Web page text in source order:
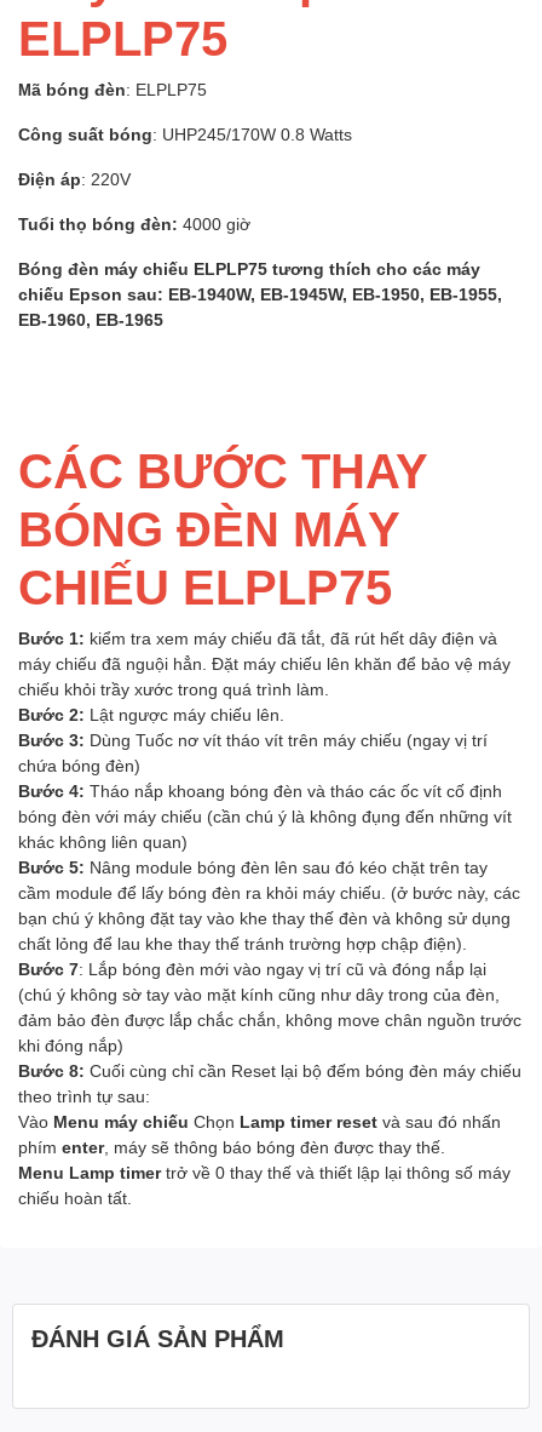
ELPLP75
Mã bóng đèn: ELPLP75
Công suất bóng: UHP245/170W 0.8 Watts
Điện áp: 220V
Tuổi thọ bóng đèn: 4000 giờ
Bóng đèn máy chiếu ELPLP75 tương thích cho các máy
chiếu Epson sau: EB-1940W, EB-1945W, EB-1950, EB-1955,
EB-1960, EB-1965
CÁC BƯỚC THAY
BÓNG ĐÈN MÁY
CHIẾU ELPLP75
Bước 1: kiểm tra xem máy chiếu đã tắt, đã rút hết dây điện và
máy chiếu đã nguội hẳn. Đặt máy chiếu lên khăn để bảo vệ máy
chiếu khỏi trầy xước trong quá trình làm.
Bước 2: Lật ngược máy chiếu lên.
Bước 3: Dùng Tuốc nơ vít tháo vít trên máy chiếu (ngay vị trí
chứa bóng đèn)
Bước 4: Tháo nắp khoang bóng đèn và tháo các ốc vít cố định
bóng đèn với máy chiếu (cần chú ý là không đụng đến những vít
khác không liên quan)
Bước 5: Nâng module bóng đèn lên sau đó kéo chặt trên tay
cầm module để lấy bóng đèn ra khỏi máy chiếu. (ở bước này, các
bạn chú ý không đặt tay vào khe thay thế đèn và không sử dụng
chất lỏng để lau khe thay thế tránh trường hợp chập điện).
Bước 7: Lắp bóng đèn mới vào ngay vị trí cũ và đóng nắp lại
(chú ý không sờ tay vào mặt kính cũng như dây trong của đèn,
đảm bảo đèn được lắp chắc chắn, không move chân nguồn trước
khi đóng nắp)
Bước 8: Cuối cùng chỉ cần Reset lại bộ đếm bóng đèn máy chiếu
theo trình tự sau:
Vào Menu máy chiếu Chọn Lamp timer reset và sau đó nhấn
phím enter, máy sẽ thông báo bóng đèn được thay thế.
Menu Lamp timertrở về 0 thay thế và thiết lập lại thông số máy
chiếu hoàn tất.
ĐÁNH GIÁ SẢN PHẨM